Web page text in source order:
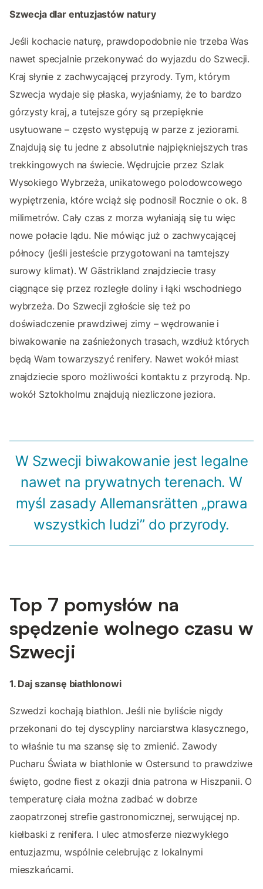
Szwecja dlar entuzjastów natury
Jeśli kochacie naturę, prawdopodobnie nie trzeba Was
nawet specjalnie przekonywać do wyjazdu do Szwecji.
Kraj słynie z zachwycającej przyrody. Tym, którym
Szwecja wydaje się płaska, wyjaśniamy, że to bardzo
górzysty kraj, a tutejsze góry są przepięknie
usytuowane – często występują w parze z jeziorami.
Znajdują się tu jedne z absolutnie najpiękniejszych tras
trekkingowych na świecie. Wędrujcie przez Szlak
Wysokiego Wybrzeża, unikatowego polodowcowego
wypiętrzenia, które wciąż się podnosi! Rocznie o ok. 8
milimetrów. Cały czas z morza wyłaniają się tu więc
nowe połacie lądu. Nie mówiąc już o zachwycającej
północy (jeśli jesteście przygotowani na tamtejszy
surowy klimat). W Gästrikland znajdziecie trasy
ciągnące się przez rozległe doliny i łąki wschodniego
wybrzeża. Do Szwecji zgłoście się też po
doświadczenie prawdziwej zimy – wędrowanie i
biwakowanie na zaśnieżonych trasach, wzdłuż których
będą Wam towarzyszyć renifery. Nawet wokół miast
znajdziecie sporo możliwości kontaktu z przyrodą. Np.
wokół Sztokholmu znajdują niezliczone jeziora.
W Szwecji biwakowanie jest legalne
nawet na prywatnych terenach. W
myśl zasady Allemansrätten „prawa
wszystkich ludzi” do przyrody.
Top 7 pomysłów na
spędzenie wolnego czasu w
Szwecji
1. Daj szansę biathlonowi
Szwedzi kochają biathlon. Jeśli nie byliście nigdy
przekonani do tej dyscypliny narciarstwa klasycznego,
to właśnie tu ma szansę się to zmienić. Zawody
Pucharu Świata w biathlonie w Ostersund to prawdziwe
święto, godne fiest z okazji dnia patrona w Hiszpanii. O
temperaturę ciała można zadbać w dobrze
zaopatrzonej strefie gastronomicznej, serwującej np.
kiełbaski z renifera. I ulec atmosferze niezwykłego
entuzjazmu, wspólnie celebrując z lokalnymi
mieszkańcami.